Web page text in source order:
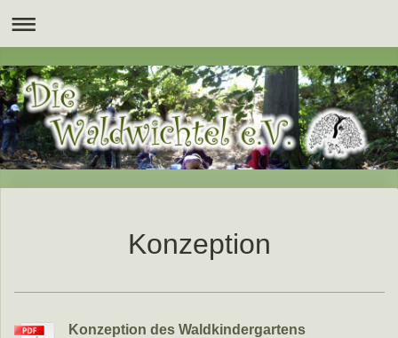
Konzeption
Konzeption des Waldkindergartens